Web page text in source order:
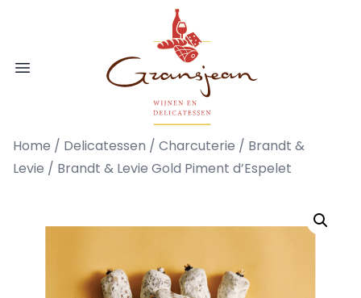
Open menu
Gransjean - Wijn - Broodjes -
Home / Delicatessen / Charcuterie / Brandt &
Levie / Brandt & Levie Gold Piment d’Espelet